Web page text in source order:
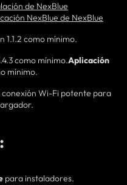
de NexBlue
NexBlue de NexBlue
1.1.2 como mínimo.
como mínimo.Aplicación
mínimo.
Wi-Fi potente para
para instaladores.